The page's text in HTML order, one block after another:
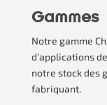
Gammes
Notre gamme
d’applications
notre stock des
fabriquant.